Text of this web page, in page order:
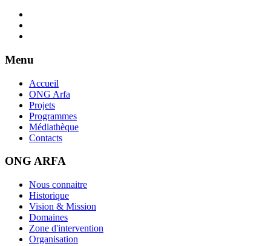
Menu
Accueil
ONG Arfa
Projets
Programmes
Médiathèque
Contacts
ONG ARFA
Nous connaitre
Historique
Vision & Mission
Domaines
Zone d'intervention
Organisation